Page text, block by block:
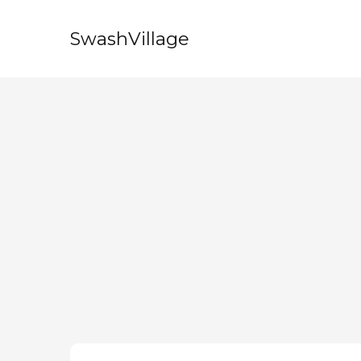
SwashVillage